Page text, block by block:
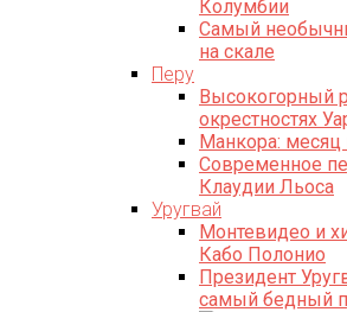
Колумбии
Самый
на скале
Перу
Высокогорный
окрестностях
Манкора: месяц
Современное
Клаудии Льоса
Уругвай
Монтевидео и
Кабо Полонио
Президент
самый бедный